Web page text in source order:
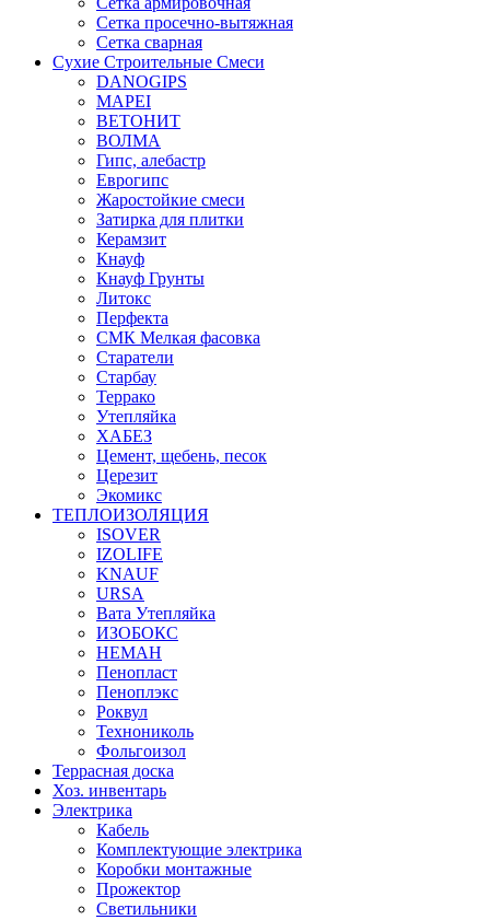
Сетка просечно-вытяжная
Сетка сварная
Сухие Строительные Смеси
DANOGIPS
MAPEI
ВЕТОНИТ
ВОЛМА
Гипс, алебастр
Еврогипс
Жаростойкие смеси
Затирка для плитки
Керамзит
Кнауф
Кнауф Грунты
Литокс
Перфекта
СМК Мелкая фасовка
Старатели
Старбау
Террако
Утепляйка
ХАБЕЗ
Цемент, щебень, песок
Церезит
Экомикс
ТЕПЛОИЗОЛЯЦИЯ
ISOVER
IZOLIFE
KNAUF
URSA
Вата Утепляйка
ИЗОБОКС
НЕМАН
Пенопласт
Пеноплэкс
Роквул
Технониколь
Фольгоизол
Террасная доска
Хоз. инвентарь
Электрика
Кабель
Комплектующие электрика
Коробки монтажные
Прожектор
Светильники